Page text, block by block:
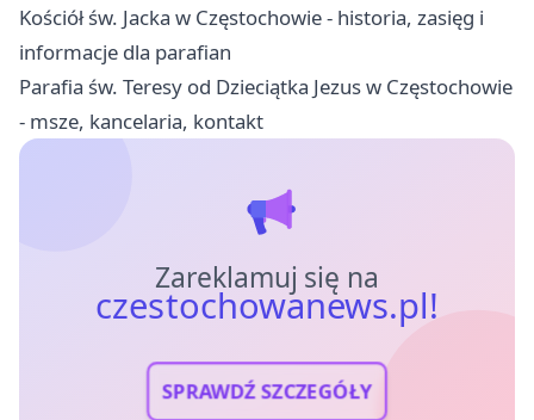
Kościół św. Jacka w Częstochowie - historia, zasięg i
informacje dla parafian
Parafia św. Teresy od Dzieciątka Jezus w Częstochowie
- msze, kancelaria, kontakt
Zareklamuj się na
czestochowanews.pl!
SPRAWDŹ SZCZEGÓŁY